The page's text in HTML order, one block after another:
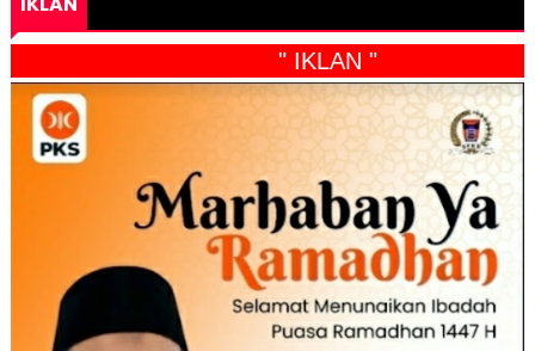
" IKLAN "